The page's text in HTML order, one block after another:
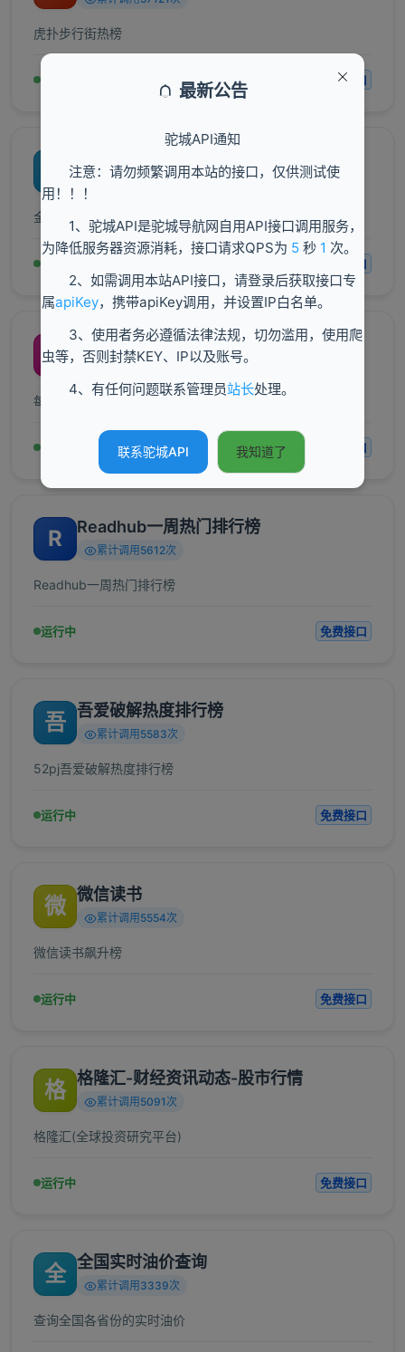
虎扑步行街热榜
免费接口
累计调用6152次
金融界要闻
免费接口
每 每日60秒读懂世界
累计调用5867次
每天60秒读懂世界API接口-知乎
免费接口
R Readhub一周热门排行榜
累计调用5612次
Readhub一周热门排行榜
运行中 免费接口
吾 吾爱破解热度排行榜
累计调用5583次
52pj吾爱破解热度排行榜
运行中 免费接口
微 微信读书
累计调用5554次
微信读书飙升榜
运行中 免费接口
格 格隆汇-财经资讯动态-股市行情
累计调用5091次
格隆汇(全球投资研究平台)
运行中 免费接口
全 全国实时油价查询
累计调用3339次
查询全国各省份的实时油价
最新公告
驼城API通知
注意：请勿频繁调用本站的接口，仅供测试使
用！！！
1、驼城API是驼城导航网自用API接口调用服务，
为降低服务器资源消耗，接口请求QPS为 5秒 1 次。
2、如需调用本站API接口，请登录后获取接口专
属apiKey，携带apiKey调用，并设置IP白名单。
3、使用者务必遵循法律法规，切勿滥用，使用爬
虫等，否则封禁KEY、IP以及账号。
4、有任何问题联系管理员站长处理。
联系驼城API 我知道了